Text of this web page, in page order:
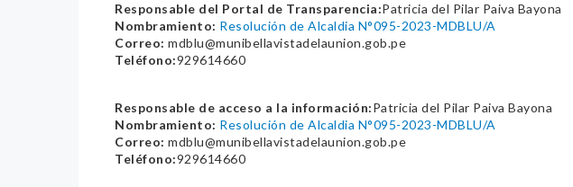
Responsable del Portal de Transparencia:Patricia del Pilar Paiva Bayona
Nombramiento: Resolución de Alcaldia N°095-2023-MDBLU/A
Correo: mdblu@munibellavistadelaunion.gob.pe
Teléfono:929614660
Responsable de acceso a la información:Patricia del Pilar Paiva Bayona
Nombramiento: Resolución de Alcaldia N°095-2023-MDBLU/A
Correo: mdblu@munibellavistadelaunion.gob.pe
Teléfono:929614660